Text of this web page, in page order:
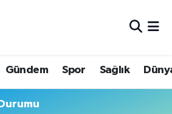
Gündem Spor Sağlık
Eczaneler